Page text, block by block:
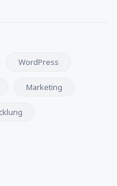
WordPress
Marketing